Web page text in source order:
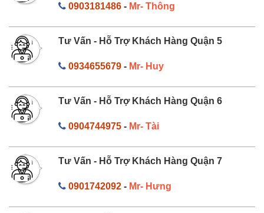
0903181486- Mr- Thông
Tư Vấn - Hỗ Trợ Khách Hàng Quận 5
0934655679- Mr- Huy
Tư Vấn - Hỗ Trợ Khách Hàng Quận 6
0904744975- Mr- Tài
Tư Vấn - Hỗ Trợ Khách Hàng Quận 7
0901742092- Mr- Hưng